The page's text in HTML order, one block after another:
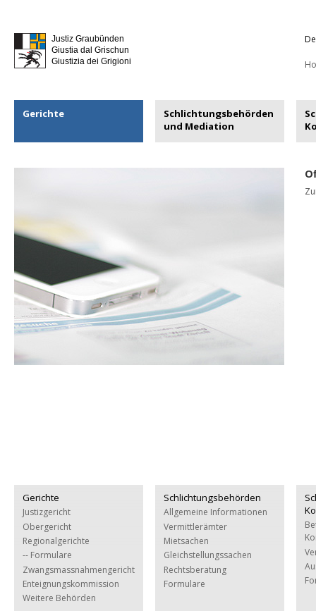
Justiz Graubünden
Giustia dal Grischun
Giustizia dei Grigioni
Gerichte
Schlichtungsbehörden
und Mediation
Gerichte
Justizgericht
Obergericht
Regionalgerichte
-- Formulare
Zwangsmassnahmengericht
Enteignungskommission
Weitere Behörden
Schlichtungsbehörden
Allgemeine Informationen
Vermittlerämter
Mietsachen
Gleichstellungssachen
Rechtsberatung
Formulare